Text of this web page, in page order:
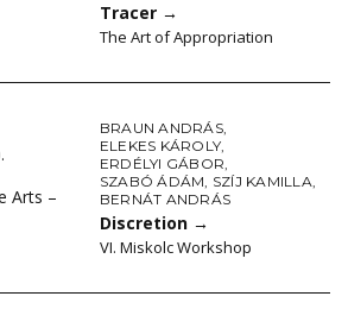
Tracer →
The Art of Appropriation
Arts –
BRAUN ANDRÁS,
ELEKES KÁROLY,
ERDÉLYI GÁBOR,
SZABÓ ÁDÁM, SZÍJ KAMILLA,
BERNÁT ANDRÁS
Discretion →
VI. Miskolc Workshop